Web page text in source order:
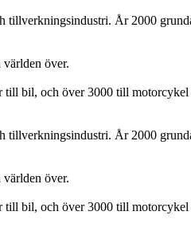
År 2000
över.
till bil, och över 3000 till
År 2000
över.
till bil, och över 3000 till